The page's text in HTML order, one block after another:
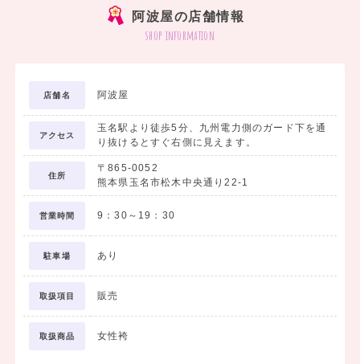
阿波屋の店舗情報
shop information
店舗名 阿波屋
アクセス
玉名駅より徒歩5分、九州電力側のガード下を通
り抜けるとすぐ右側に見えます。
住所
〒865-0052
熊本県玉名市松木中央通り22-1
営業時間 9：30～19：30
駐車場 あり
取扱項目 販売
取扱商品 女性袴